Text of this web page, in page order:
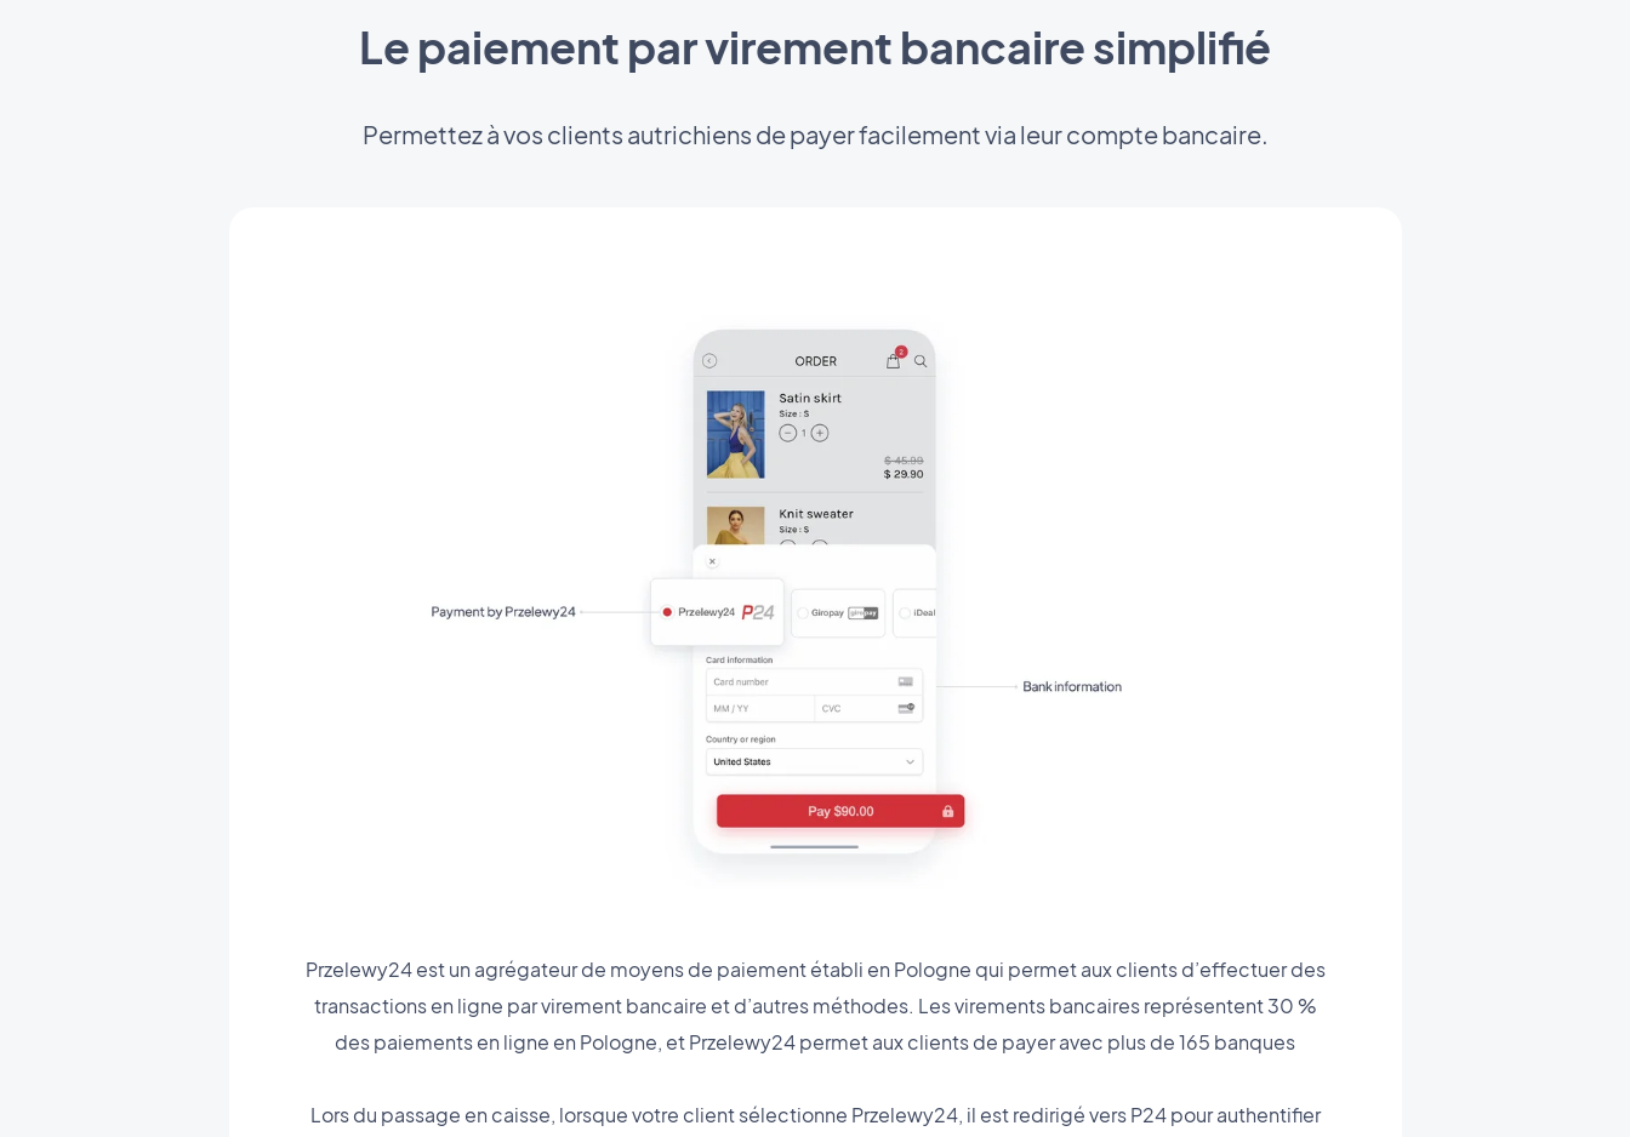
Le paiement par virement bancaire simplifié
Permettez à vos clients autrichiens de payer facilement via leur compte bancaire.
Przelewy24 est un agrégateur de moyens de paiement établi en Pologne qui permet aux clients d’effectuer des
transactions en ligne par virement bancaire et d’autres méthodes. Les virements bancaires représentent 30 %
des paiements en ligne en Pologne, et Przelewy24 permet aux clients de payer avec plus de 165 banques
Lors du passage en caisse, lorsque votre client sélectionne Przelewy24, il est redirigé vers P24 pour authentifier